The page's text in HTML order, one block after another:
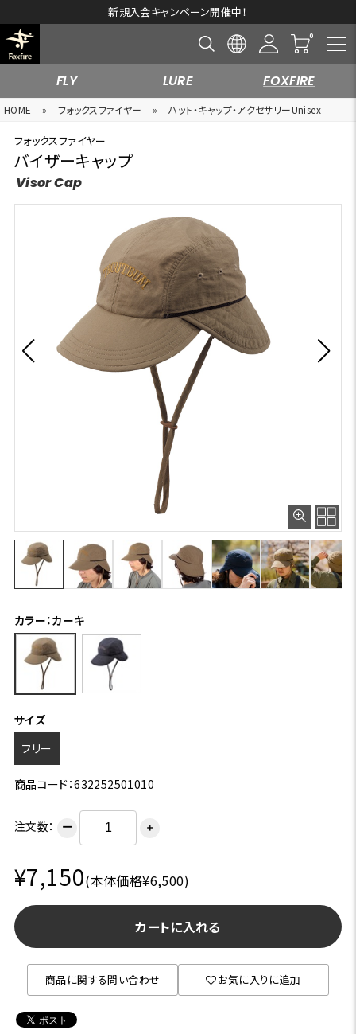
新規入会キャンペーン開催中！
FLY LURE FOXFIRE
HOME » フォックスファイヤー » ハット・キャップ・アクセサリーUnisex
フォックスファイヤー
バイザーキャップ
Visor Cap
カラー：カーキ
サイズ
フリー
商品コード：632252501010
注文数： ー ＋
¥7,150(本体価格¥6,500)
カートに入れる
商品に関する問い合わせ お気に入りに追加